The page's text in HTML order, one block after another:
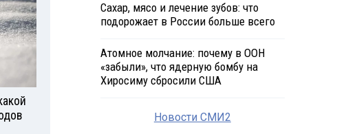
Сахар, мясо и лечение зубов: что
подорожает в России больше всего
Атомное молчание: почему в ООН
«забыли», что ядерную бомбу на
Хиросиму сбросили США
Новости СМИ2